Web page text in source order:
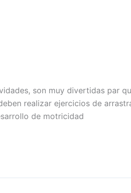
son muy divertidas par
realizar ejercicios de
de motricidad